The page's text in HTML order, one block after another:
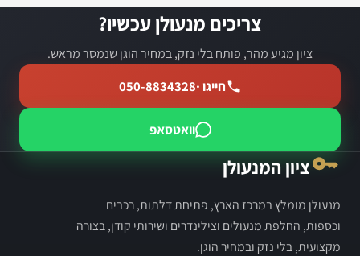
צריכים מנעולן עכשיו?
ציון מגיע מהר, פותח בלי נזק, במחיר הוגן שנמסר מראש.
חייגו ·050-8834328
וואטסאפ
ציון המנעולן
מנעולן מומלץ במרכז הארץ, פתיחת דלתות, רכבים
וכספות, החלפת מנעולים וצילינדרים ושירותי קודן, בצורה
מקצועית, בלי נזק ובמחיר הוגן.